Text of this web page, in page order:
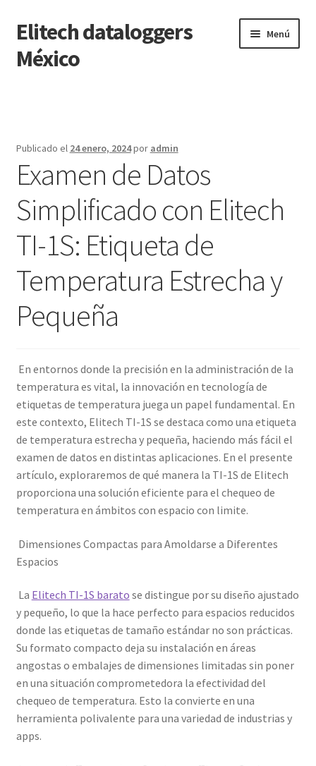
Saltar
a
navegación
Ir
al
contenido
Elitech dataloggers
México
Menú
Finalizar compra
Mi cuenta
Página de ejemplo
Tienda
Publicado el 24 enero, 2024por admin
Examen de Datos
Simplificado con Elitech
TI-1S: Etiqueta de
Temperatura Estrecha y
Pequeña
En entornos donde la precisión en la administración de la
temperatura es vital, la innovación en tecnología de
etiquetas de temperatura juega un papel fundamental. En
este contexto, Elitech TI-1S se destaca como una etiqueta
de temperatura estrecha y pequeña, haciendo más fácil el
examen de datos en distintas aplicaciones. En el presente
artículo, exploraremos de qué manera la TI-1S de Elitech
proporciona una solución eficiente para el chequeo de
temperatura en ámbitos con espacio con limite.
Dimensiones Compactas para Amoldarse a Diferentes
Espacios
La Elitech TI-1S barato se distingue por su diseño ajustado
y pequeño, lo que la hace perfecto para espacios reducidos
donde las etiquetas de tamaño estándar no son prácticas.
Su formato compacto deja su instalación en áreas
angostas o embalajes de dimensiones limitadas sin poner
en una situación comprometedora la efectividad del
chequeo de temperatura. Esto la convierte en una
herramienta polivalente para una variedad de industrias y
apps.